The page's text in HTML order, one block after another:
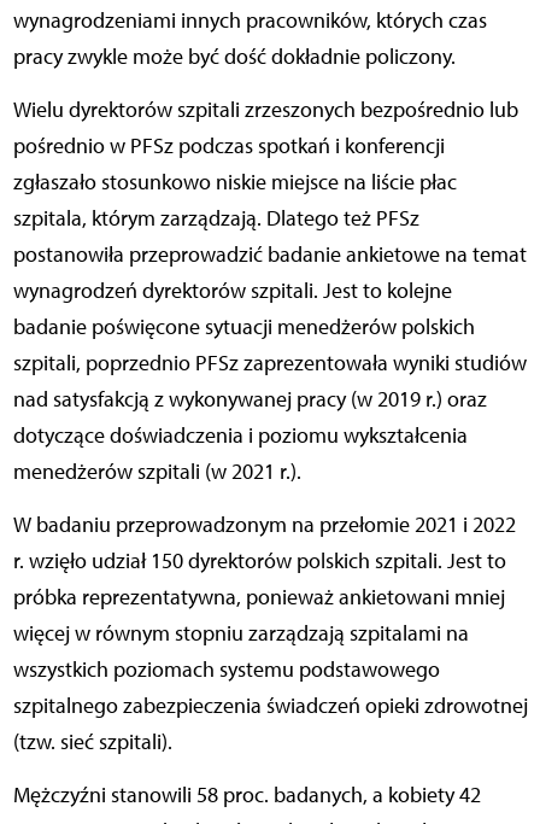
wynagrodzeniami innych pracowników, których czas
pracy zwykle może być dość dokładnie policzony.
Wielu dyrektorów szpitali zrzeszonych bezpośrednio lub
pośrednio w PFSz podczas spotkań i konferencji
zgłaszało stosunkowo niskie miejsce na liście płac
szpitala, którym zarządzają. Dlatego też PFSz
postanowiła przeprowadzić badanie ankietowe na temat
wynagrodzeń dyrektorów szpitali. Jest to kolejne
badanie poświęcone sytuacji menedżerów polskich
szpitali, poprzednio PFSz zaprezentowała wyniki studiów
nad satysfakcją z wykonywanej pracy (w 2019 r.) oraz
dotyczące doświadczenia i poziomu wykształcenia
menedżerów szpitali (w 2021 r.).
W badaniu przeprowadzonym na przełomie 2021 i 2022
r. wzięło udział 150 dyrektorów polskich szpitali. Jest to
próbka reprezentatywna, ponieważ ankietowani mniej
więcej w równym stopniu zarządzają szpitalami na
wszystkich poziomach systemu podstawowego
szpitalnego zabezpieczenia świadczeń opieki zdrowotnej
(tzw. sieć szpitali).
Mężczyźni stanowili 58 proc. badanych, a kobiety 42